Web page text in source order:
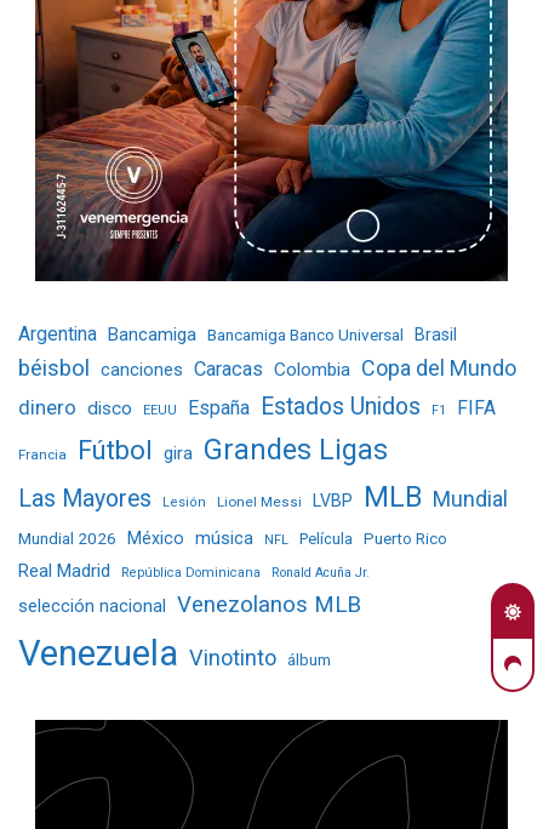
Argentina Bancamiga Bancamiga Banco Universal Brasil
béisbol canciones Caracas Colombia Copa del Mundo
dinero disco EEUU España Estados Unidos F1 FIFA
Francia Fútbol gira Grandes Ligas
Las Mayores Lesión Lionel Messi LVBP MLB Mundial
Mundial 2026 México música NFL Película Puerto Rico
Real Madrid República Dominicana Ronald Acuña Jr.
selección nacional Venezolanos MLB
Venezuela Vinotinto álbum